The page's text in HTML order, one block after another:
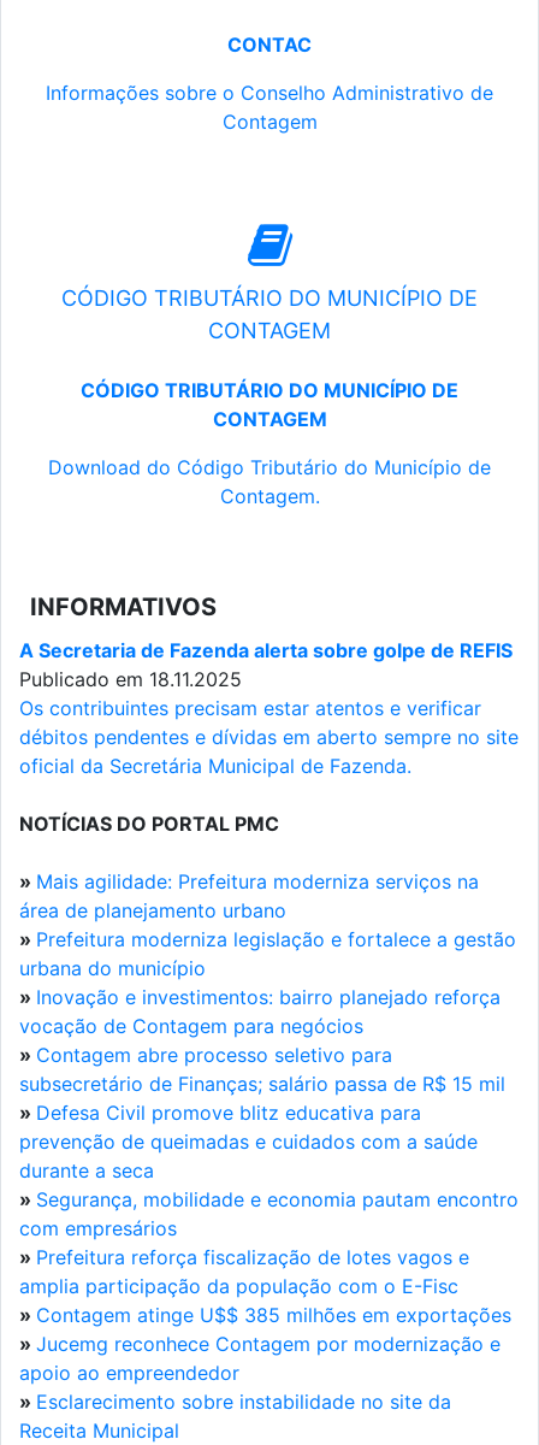
CONTAC
Informações sobre o Conselho Administrativo de
Contagem
CÓDIGO TRIBUTÁRIO DO MUNICÍPIO DE
CONTAGEM
CÓDIGO TRIBUTÁRIO DO MUNICÍPIO DE
CONTAGEM
Download do Código Tributário do Município de
Contagem.
INFORMATIVOS
A Secretaria de Fazenda alerta sobre golpe de REFIS
Publicado em 18.11.2025
Os contribuintes precisam estar atentos e verificar
débitos pendentes e dívidas em aberto sempre no site
oficial da Secretária Municipal de Fazenda.
NOTÍCIAS DO PORTAL PMC
» Mais agilidade: Prefeitura moderniza serviços na
área de planejamento urbano
» Prefeitura moderniza legislação e fortalece a gestão
urbana do município
» Inovação e investimentos: bairro planejado reforça
vocação de Contagem para negócios
» Contagem abre processo seletivo para
subsecretário de Finanças; salário passa de R$ 15 mil
» Defesa Civil promove blitz educativa para
prevenção de queimadas e cuidados com a saúde
durante a seca
» Segurança, mobilidade e economia pautam encontro
com empresários
» Prefeitura reforça fiscalização de lotes vagos e
amplia participação da população com o E-Fisc
» Contagem atinge U$$ 385 milhões em exportações
» Jucemg reconhece Contagem por modernização e
apoio ao empreendedor
» Esclarecimento sobre instabilidade no site da
Receita Municipal